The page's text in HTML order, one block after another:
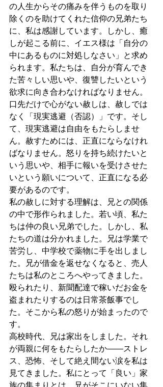
の人生からその痛みを伴うものを取り
除くのを助けてくれた信仰の兄弟たち
に、私は感謝しています。しかし、癒
しが起こる前に、イエス様は「自分の
中にあるものに対処しなさい」と求め
られます。私たちは、自分が育んでき
た苦々しい思いや、復讐したいという
欲求に向き合わなければなりません。
口先だけで心がない赦しは、赦しでは
なく「現実逃避（否認）」です。そし
て、現実逃避は自由をもたらしませ
ん。赦すためには、正直にならなけれ
ばなりません。怒りを持ち続けたいと
いう思いや、相手に報いを受けさせた
いという願いについて、正直になる必
要があるのです。
私の赦しに対する理解は、兄との関係
の中で形作られました。若い頃、私た
ちは仲の良い兄弟でした。しかし、私
たちの道は分かれました。兄は学業で
苦労し、中学校で薬物に手を出しまし
た。兄が借金を返せなくなると、売人
たちは私のところへやってきました。
殴られたり、新聞配達で稼いだお金を
盗まれたりするのは日常茶飯事でし
た。そこから私の怒りが始まったので
す。
高校時代、兄は家出をしました。それ
が両親に何をもたらしたか――ストレ
ス、恐怖、そして絶え間ない涙を私は
見てきました。私にとって「良い」家
族の集まりとは、兄がそこにいない集